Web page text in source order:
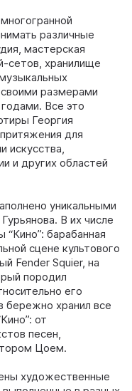
различные
мастерская
сетов, хранилище
размерами
Все это
Георгия
для
искусства,
и других областей
уникальными
В их числе
барабанная
сцене культового
Fender Squier, на
породил
его
бережно хранил все
от
песен,
Цоем.
художественные